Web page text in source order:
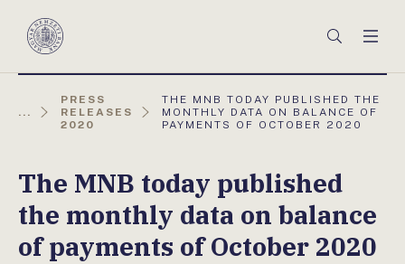
Magyar
Keresés
...
PRESS
RELEASES
2020
AKTUÁLIS
OLDAL:
THE MNB TODAY PUBLISHED THE
MONTHLY DATA ON BALANCE OF
PAYMENTS OF OCTOBER 2020
The MNB today published
the monthly data on balance
of payments of October 2020